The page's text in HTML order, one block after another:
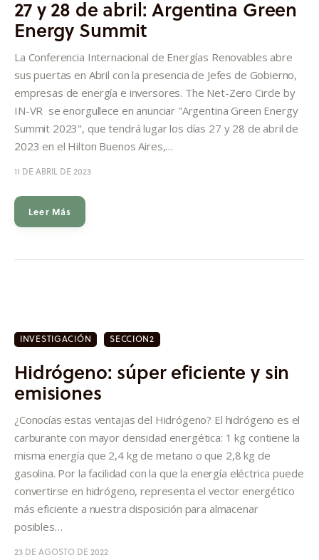
27 y 28 de abril: Argentina Green
Energy Summit
La Conferencia Internacional de Energías Renovables abre
sus puertas en Abril con la presencia de Jefes de Gobierno,
empresas de energía e inversores. The Net-Zero Circle by
IN-VR se enorgullece en anunciar "Argentina Green Energy
Summit 2023", que tendrá lugar los días 27 y 28 de abril de
2023 en el Hilton Buenos Aires,…
11 DE ABRIL DE 2023
Leer Más
INVESTIGACIÓN SECCION2
Hidrógeno: súper eficiente y sin
emisiones
¿Conocías estas ventajas del Hidrógeno? El hidrógeno es el
carburante con mayor densidad energética: 1 kg contiene la
misma energía que 2,4 kg de metano o que 2,8 kg de
gasolina. Por la facilidad con la que la energía eléctrica puede
convertirse en hidrógeno, representa el vector energético
más eficiente a nuestra disposición para almacenar
posibles…
23 DE AGOSTO DE 2022